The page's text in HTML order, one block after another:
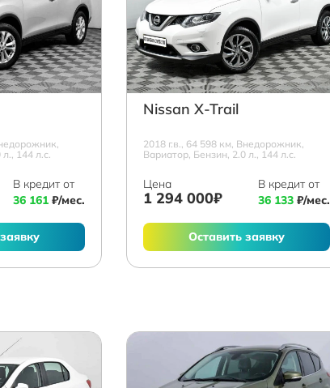
144 л.с.
В кредит от
36 161 ₽/мес.
Nissan X-Trail
2018 г.в., 64 598 км, Внедорожник,
Вариатор, Бензин, 2.0 л., 144 л.с.
Цена
1 294 000₽
В кредит от
36 133 ₽/мес.
Оставить заявку